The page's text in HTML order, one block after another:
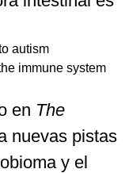
en The
nuevas pistas
y el